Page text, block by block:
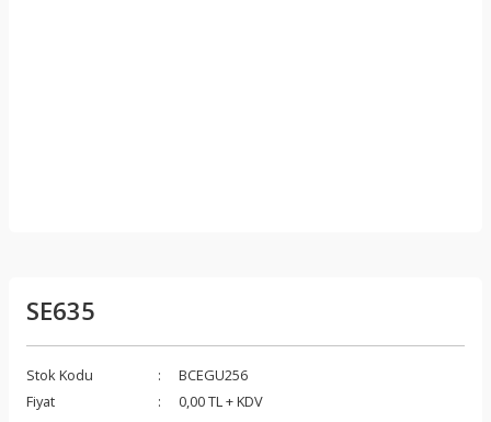
SE635
Stok Kodu
BCEGU256
Fiyat
0,00 TL + KDV